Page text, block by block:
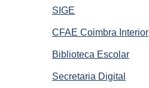
SIGE
CFAE Coimbra Interior
Biblioteca Escolar
Secretaria Digital